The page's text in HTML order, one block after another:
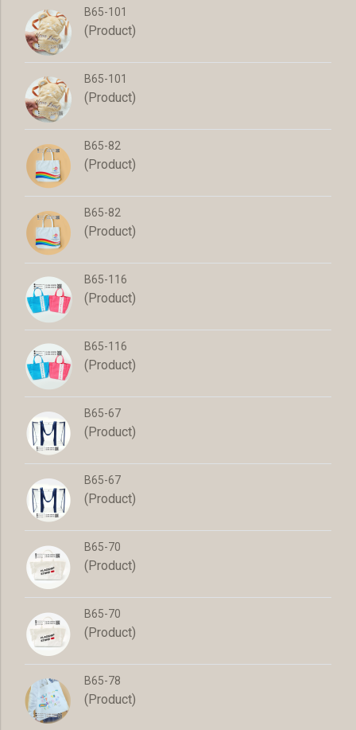
B65-101
(Product)
B65-101
(Product)
B65-82
(Product)
B65-82
(Product)
B65-116
(Product)
B65-116
(Product)
B65-67
(Product)
B65-67
(Product)
B65-70
(Product)
B65-70
(Product)
B65-78
(Product)